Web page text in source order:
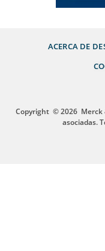
ACERCA DE
Copyright © 2026 Merck
asociadas.